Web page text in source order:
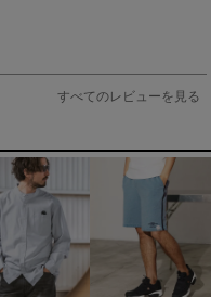
すべてのレビューを見る